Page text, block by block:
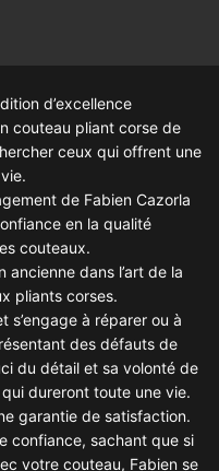
d’excellence
couteau pliant corse de
ceux qui offrent une
de Fabien Cazorla
en la qualité
couteaux.
dans l’art de la
pliants corses.
à réparer ou à
des défauts de
du détail et sa volonté de
dureront toute une vie.
garantie de satisfaction.
confiance, sachant que si
votre couteau, Fabien se